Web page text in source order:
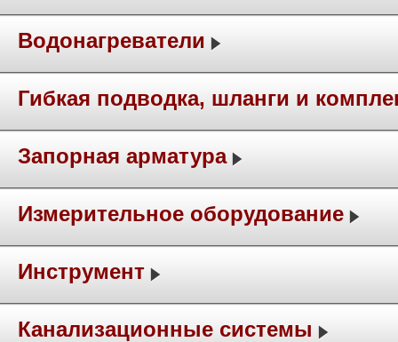
Водонагреватели
Гибкая подводка, шланги и
Запорная арматура
Измерительное оборудование
Инструмент
Канализационные системы